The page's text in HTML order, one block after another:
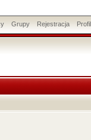
Grupy Rejestracja Profil